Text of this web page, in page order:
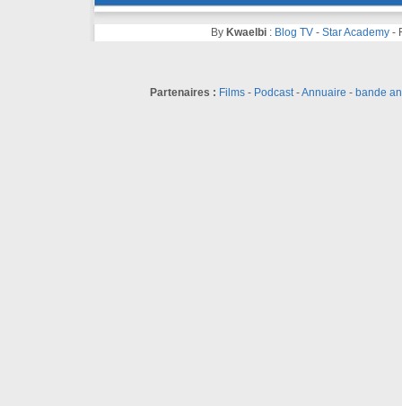
By Kwaelbi: Blog TV- Star Academy-
Partenaires : Films- Podcast-Annuaire - bande